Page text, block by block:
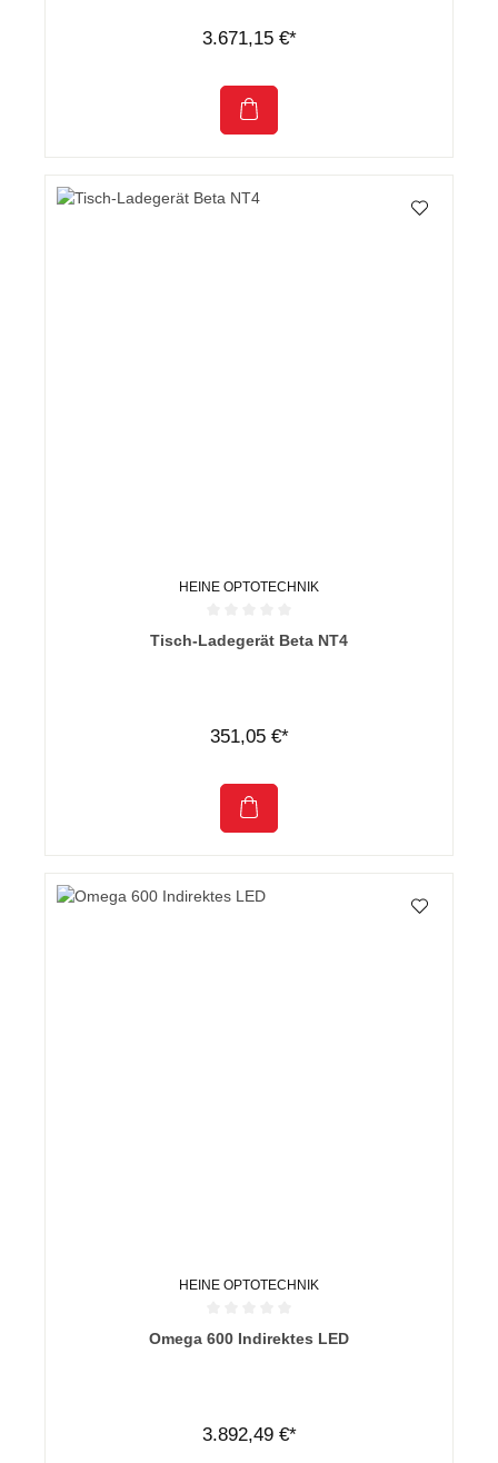
3.671,15 €*
HEINE OPTOTECHNIK
Durchschnittliche Bewertung von 0 von 5 Sternen
Tisch-Ladegerät Beta NT4
351,05 €*
HEINE OPTOTECHNIK
Durchschnittliche Bewertung von 0 von 5 Sternen
Omega 600 Indirektes LED
3.892,49 €*